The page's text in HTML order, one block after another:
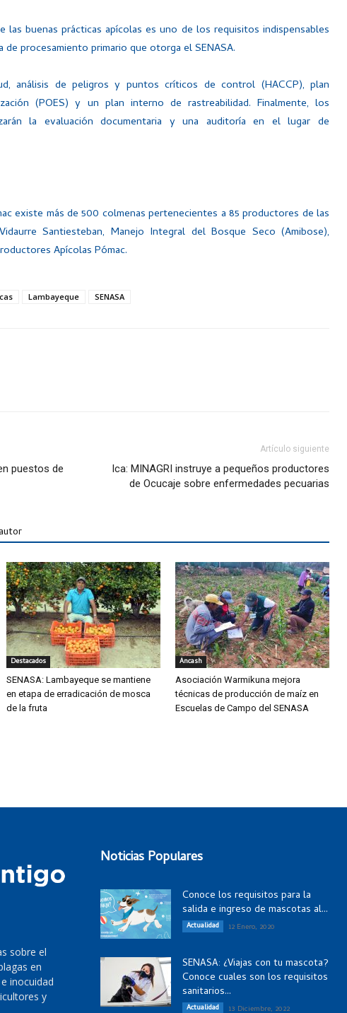
las buenas prácticas apícolas es uno de los requisitos indispensables
procesamiento primario que otorga el SENASA.
análisis de peligros y puntos críticos de control (HACCP), plan
(POES) y un plan interno de rastreabilidad. Finalmente, los
la evaluación documentaria y una auditoría en el lugar de
existe más de 500 colmenas pertenecientes a 85 productores de las
Santiesteban, Manejo Integral del Bosque Seco (Amibose),
Apícolas Pómac.
Lambayeque SENASA
puestos de
Artículo siguiente
Ica: MINAGRI instruye a pequeños productores
de Ocucaje sobre enfermedades pecuarias
Destacados
SENASA: Lambayeque se mantiene
en etapa de erradicación de mosca
de la fruta
Áncash
Asociación Warmikuna mejora
técnicas de producción de maíz en
Escuelas de Campo del SENASA
sobre el
en
inocuidad
y
Noticias Populares
Conoce los requisitos para la
salida e ingreso de mascotas al...
Actualidad 12 Enero, 2020
SENASA: ¿Viajas con tu mascota?
Conoce cuales son los requisitos
sanitarios...
Actualidad 13 Diciembre, 2022